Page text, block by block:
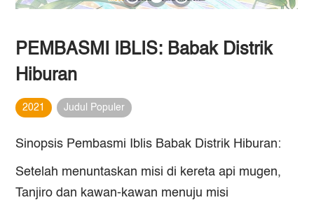
PEMBASMI IBLIS: Babak Distrik
Hiburan
2021 Judul Populer
Sinopsis Pembasmi Iblis Babak Distrik Hiburan:
Setelah menuntaskan misi di kereta api mugen,
Tanjiro dan kawan-kawan menuju misi